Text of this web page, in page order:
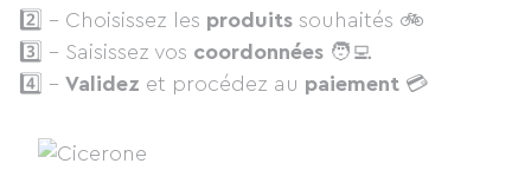
2️⃣ - Choisissez les produits souhaités 🚲
3️⃣ - Saisissez vos coordonnées 🧑‍💻
4️⃣ - Validez et procédez au paiement 💳